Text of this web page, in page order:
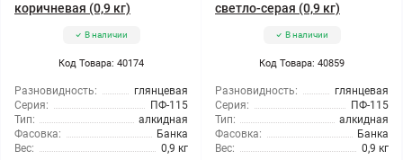
коричневая (0,9 кг)
В наличии
Код Товара: 40174
Разновидность:
глянцевая
Серия:
ПФ-115
Тип:
алкидная
Фасовка:
Банка
Вес:
0,9 кг
светло-серая (0,9 кг)
В наличии
Код Товара: 40859
Разновидность:
глянцевая
Серия:
ПФ-115
Тип:
алкидная
Фасовка:
Банка
Вес:
0,9 кг